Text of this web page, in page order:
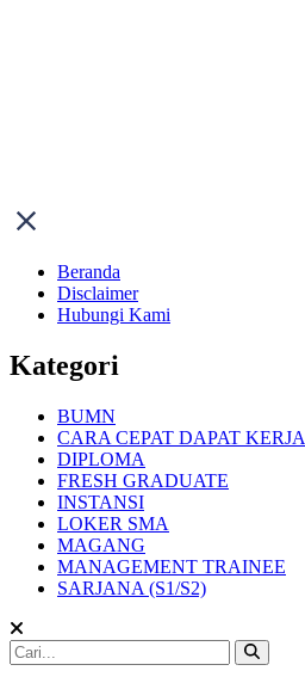
Beranda
Disclaimer
Hubungi Kami
Kategori
BUMN
CARA CEPAT DAPAT KERJA
DIPLOMA
FRESH GRADUATE
INSTANSI
LOKER SMA
MAGANG
MANAGEMENT TRAINEE
SARJANA (S1/S2)